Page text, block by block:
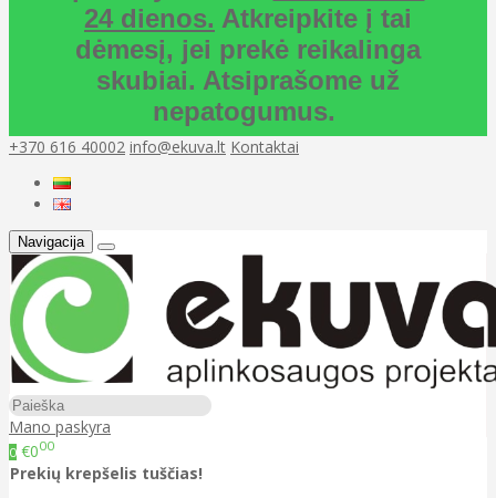
24 dienos. Atkreipkite į tai
dėmesį, jei prekė reikalinga
skubiai. Atsiprašome už
nepatogumus.
+370 616 40002 info@ekuva.lt Kontaktai
Navigacija
Mano paskyra
0 €000
Prekių krepšelis tuščias!